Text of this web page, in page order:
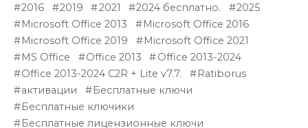
2016 2019 2021 2024 бесплатно.
2025
Microsoft Office 2013
Microsoft Office 2016
Microsoft Office 2019
Microsoft Office 2021
MS Office
Office 2013
Office 2013-2024
Office 2013-2024 C2R + Lite v7.7.
Ratiborus
активации
Бесплатные ключи
Бесплатные ключики
Бесплатные лицензионные ключи